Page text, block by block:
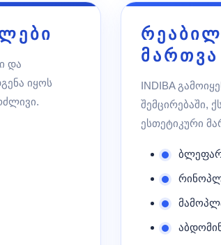
და
იყოს
მართვა
INDIBA
შემცირებაში,
ესთეტიკური